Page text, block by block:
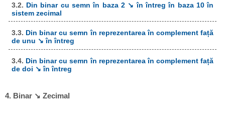
3.2. Din binar cu semn în baza 2 ↘ în întreg în baza 10 în
sistem zecimal
3.3. Din binar cu semn în reprezentarea în complement față
de unu ↘ în întreg
3.4. Din binar cu semn în reprezentarea în complement față
de doi ↘ în întreg
4. Binar ↘ Zecimal